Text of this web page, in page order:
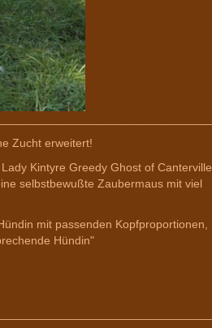
Zucht erweitert!
Kintyre Greedy Ghost of Canterville,
selbstbewußte Zaubermaus mit viel
mit passenden Kopfproportionen,
Hündin"